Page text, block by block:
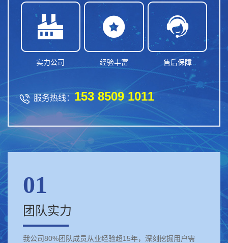

实力公司

经验丰富

售后保障
 服务热线： 153 8509 1011
01
团队实力
我公司80%团队成员从业经验超15年，深刻挖掘用户需